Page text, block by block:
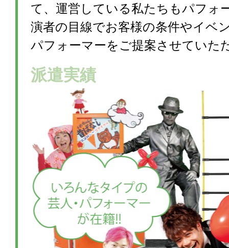
て、運営している私たちもパフォ
演者の目線でお客様の条件やイベ
パフォーマーをご提案させていた
派遣実績